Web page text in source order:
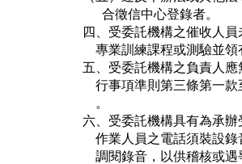
      合徵信中心登錄者。
四、受委託機構之催收人
專業訓練課程或測驗並
五、受委託機構之負責人
行事項準則第三條第一
    。
六、受委託機構具有為承
作業人員之電話須裝設
調閱錄音，以供稽核或